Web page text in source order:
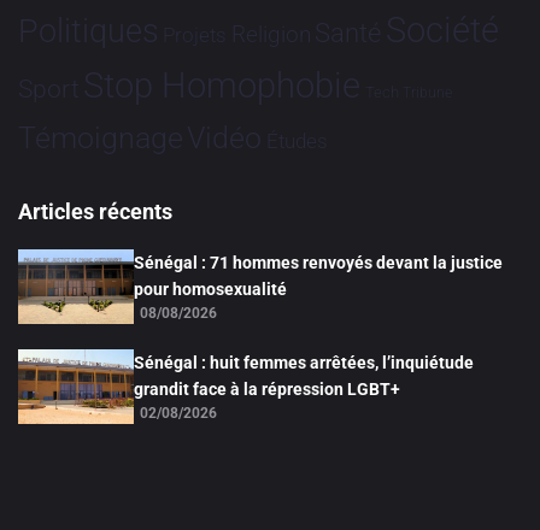
Politiques Projets Religion Santé Société
Sport Stop Homophobie Tech Tribune
TémoignageVidéo Études
Articles récents
Sénégal : 71 hommes renvoyés devant la justice
pour homosexualité
08/08/2026
Sénégal : huit femmes arrêtées, l’inquiétude
grandit face à la répression LGBT+
02/08/2026